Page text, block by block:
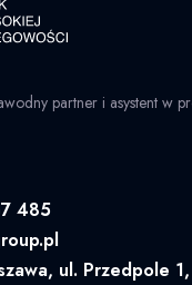
partner i asystent w
485
ul. Przedpole